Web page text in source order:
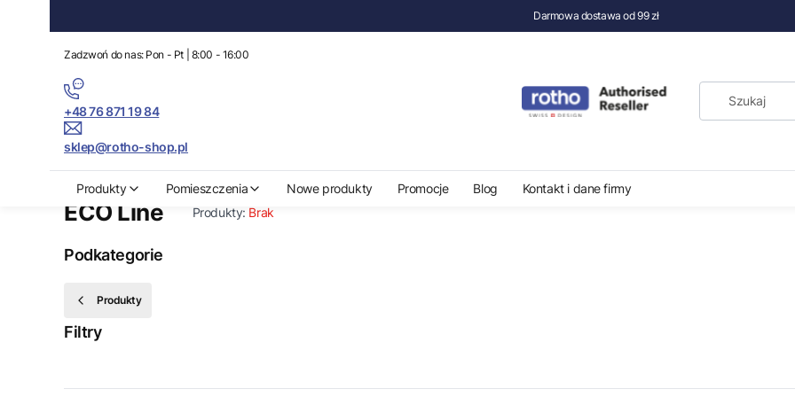
Darmowa dostawa od 99 zł
Zadzwoń do nas: Pon - Pt | 8:00 - 16:00
+48 76 871 19 84
sklep@rotho-shop.pl
Produkty Pomieszczenia Nowe produkty Promocje Blog Kontakt i dane firmy
ECO Line Produkty: Brak
Podkategorie
Produkty
Filtry